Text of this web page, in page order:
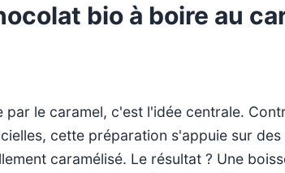
bio à boire au
le caramel, c'est l'idée centrale.
cette préparation s'appuie sur
caramélisé. Le résultat ? Une